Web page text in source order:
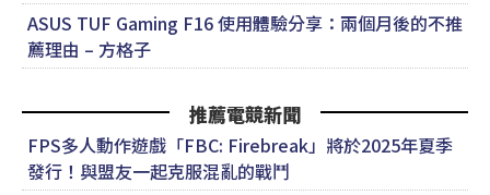
ASUS TUF Gaming F16 使用體驗分享：兩個月後的不推
薦理由 – 方格子
推薦電競新聞
FPS多人動作遊戲「FBC: Firebreak」將於2025年夏季
發行！與盟友一起克服混亂的戰鬥